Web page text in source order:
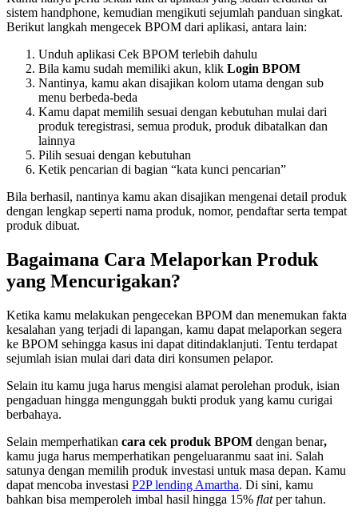
sistem handphone, kemudian mengikuti sejumlah panduan singkat.
Berikut langkah mengecek BPOM dari aplikasi, antara lain:
Unduh aplikasi Cek BPOM terlebih dahulu
Bila kamu sudah memiliki akun, klik Login BPOM
Nantinya, kamu akan disajikan kolom utama dengan sub
menu berbeda-beda
Kamu dapat memilih sesuai dengan kebutuhan mulai dari
produk teregistrasi, semua produk, produk dibatalkan dan
lainnya
Pilih sesuai dengan kebutuhan
Ketik pencarian di bagian “kata kunci pencarian”
Bila berhasil, nantinya kamu akan disajikan mengenai detail produk
dengan lengkap seperti nama produk, nomor, pendaftar serta tempat
produk dibuat.
Bagaimana Cara Melaporkan Produk
yang Mencurigakan?
Ketika kamu melakukan pengecekan BPOM dan menemukan fakta
kesalahan yang terjadi di lapangan, kamu dapat melaporkan segera
ke BPOM sehingga kasus ini dapat ditindaklanjuti. Tentu terdapat
sejumlah isian mulai dari data diri konsumen pelapor.
Selain itu kamu juga harus mengisi alamat perolehan produk, isian
pengaduan hingga mengunggah bukti produk yang kamu curigai
berbahaya.
Selain memperhatikan cara cek produk BPOM dengan benar,
kamu juga harus memperhatikan pengeluaranmu saat ini. Salah
satunya dengan memilih produk investasi untuk masa depan. Kamu
dapat mencoba investasi P2P lending Amartha. Di sini, kamu
bahkan bisa memperoleh imbal hasil hingga 15% flatper tahun.